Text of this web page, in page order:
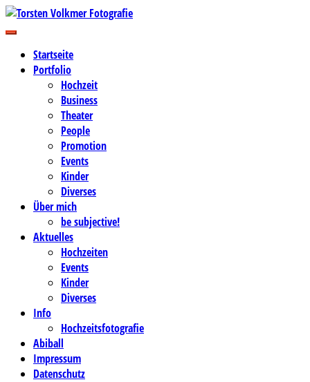
Zum
Inhalt
Torsten Volkmer Fotografie
Business-, Portrait- und Hochzeitsfotografie
Startseite
Portfolio
Hochzeit
Business
Theater
People
Promotion
Events
Kinder
Diverses
Über mich
be subjective!
Aktuelles
Hochzeiten
Events
Kinder
Diverses
Info
Hochzeitsfotografie
Abiball
Impressum
Datenschutz